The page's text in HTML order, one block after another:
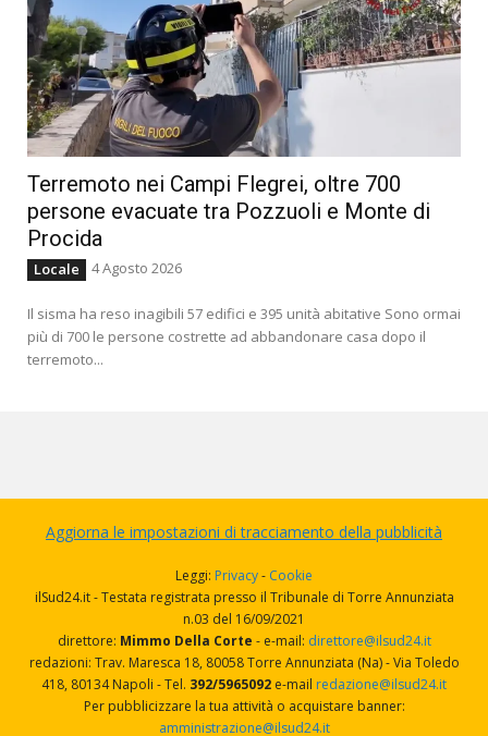
Terremoto nei Campi Flegrei, oltre 700
persone evacuate tra Pozzuoli e Monte di
Procida
Locale 4 Agosto 2026
Il sisma ha reso inagibili 57 edifici e 395 unità abitative Sono ormai
più di 700 le persone costrette ad abbandonare casa dopo il
terremoto...
Aggiorna le impostazioni di tracciamento della pubblicità
Leggi: Privacy- Cookie
ilSud24.it - Testata registrata presso il Tribunale di Torre Annunziata
n.03 del 16/09/2021
direttore: Mimmo Della Corte - e-mail: direttore@ilsud24.it
redazioni: Trav. Maresca 18, 80058 Torre Annunziata (Na) - Via Toledo
418, 80134 Napoli - Tel. 392/5965092 e-mail redazione@ilsud24.it
Per pubblicizzare la tua attività o acquistare banner:
amministrazione@ilsud24.it